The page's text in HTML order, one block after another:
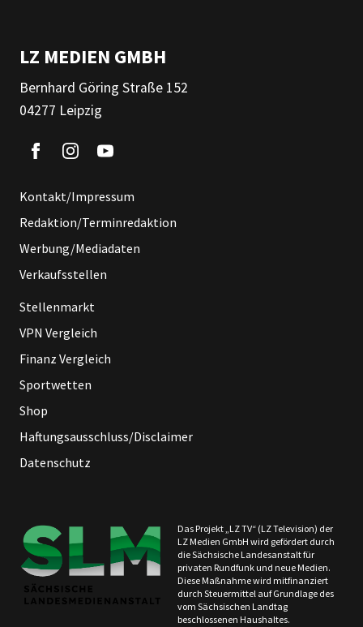
LZ MEDIEN GMBH
Bernhard Göring Straße 152
04277 Leipzig
Kontakt/Impressum
Redaktion/Terminredaktion
Werbung/Mediadaten
Verkaufsstellen
Stellenmarkt
VPN Vergleich
Finanz Vergleich
Sportwetten
Shop
Haftungsausschluss/Disclaimer
Datenschutz
Das Projekt „LZ TV“ (LZ Television) der
LZ Medien GmbH wird gefördert durch
die Sächsische Landesanstalt für
privaten Rundfunk und neue Medien.
Diese Maßnahme wird mitfinanziert
durch Steuermittel auf Grundlage des
vom Sächsischen Landtag
beschlossenen Haushaltes.